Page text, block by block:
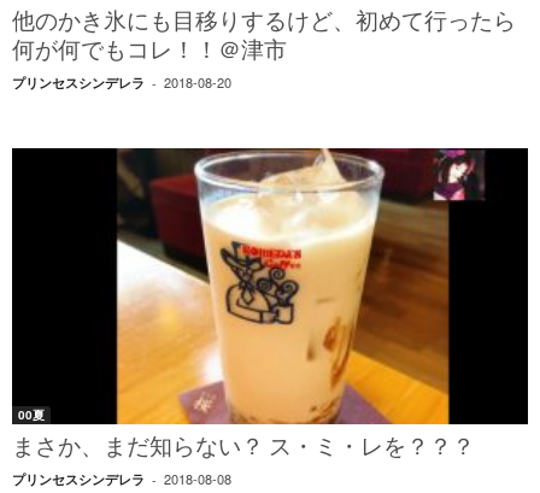
他のかき氷にも目移りするけど、初めて行ったら
何が何でもコレ！！＠津市
プリンセスシンデレラ - 2018-08-20
00夏
まさか、まだ知らない？ ス・ミ・レを？？？
プリンセスシンデレラ - 2018-08-08